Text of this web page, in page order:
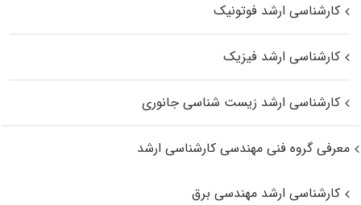
کارشناسی ارشد فوتونیک
کارشناسی ارشد فیزیک
کارشناسی ارشد زیست‌ شناسی جانوری
معرفی گروه فنی مهندسی کارشناسی ارشد
کارشناسی ارشد مهندسی برق